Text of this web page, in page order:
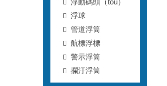
浮動碼頭（tóu）
浮球
管道浮筒
航標浮標
警示浮筒
攔汙浮筒